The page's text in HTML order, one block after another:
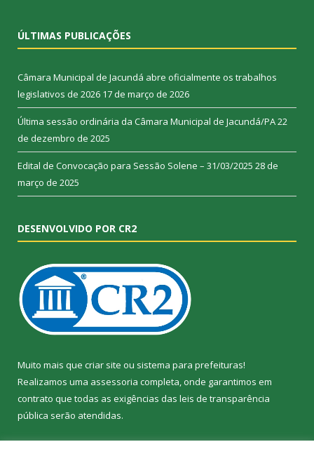
ÚLTIMAS PUBLICAÇÕES
Câmara Municipal de Jacundá abre oficialmente os trabalhos
legislativos de 2026 17 de março de 2026
Última sessão ordinária da Câmara Municipal de Jacundá/PA22
de dezembro de 2025
Edital de Convocação para Sessão Solene – 31/03/2025 28 de
março de 2025
DESENVOLVIDO POR CR2
Muito mais que criar site ou sistema para prefeituras!
Realizamos uma assessoria completa, onde garantimos em
contrato que todas as exigências das leis de transparência
pública serão atendidas.